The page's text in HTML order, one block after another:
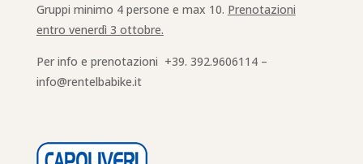
Gruppi minimo 4 persone e max 10. Prenotazioni
entro venerdì 3 ottobre.
Per info e prenotazioni +39. 392.9606114 –
info@rentelbabike.it